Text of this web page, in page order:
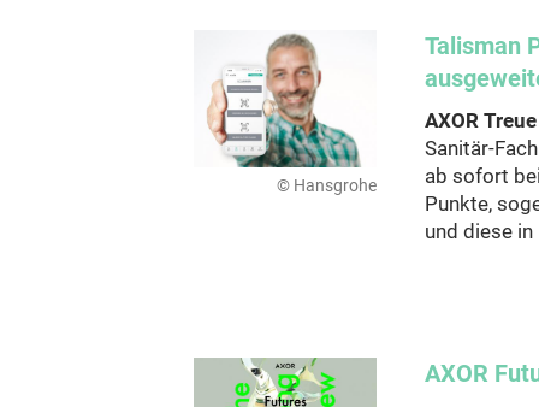
© Hansgrohe
Talisman
AXOR
Sanitär-
ab sofort
Punkte,
und diese
AXOR